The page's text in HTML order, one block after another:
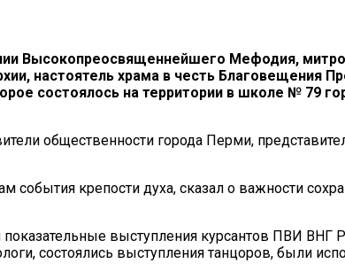
Высокопреосвященнейшего Мефодия,
настоятель храма в честь
состоялось на территории в школе № 79
общественности города Перми,
события крепости духа, сказал о важности
выступления курсантов ПВИ
состоялись выступления танцоров, были